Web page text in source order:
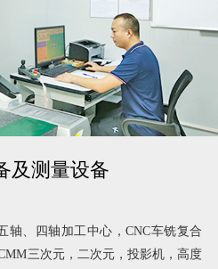
及测量设备
轴、四轴加工中心，CNC车铣复合
三次元，二次元，投影机，高度